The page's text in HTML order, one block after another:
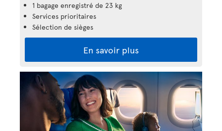
1 bagage enregistré de 23 kg
Services prioritaires
Sélection de sièges
En savoir plus